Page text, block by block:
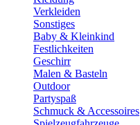
Verkleiden
Sonstiges
Baby & Kleinkind
Festlichkeiten
Geschirr
Malen & Basteln
Outdoor
Partyspaß
Schmuck & Accessoires